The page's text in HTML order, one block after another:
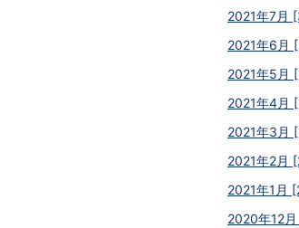
2021年7月
2021年6月
2021年5月
2021年4月
2021年3月
2021年2月
2021年1月
2020年12